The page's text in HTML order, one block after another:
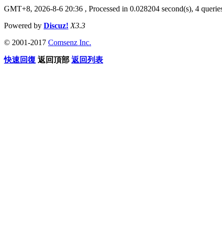
GMT+8, 2026-8-6 20:36 , Processed in 0.028204 second(s), 4
Powered by Discuz! X3.3
© 2001-2017 Comsenz Inc.
快速回復 返回頂部 返回列表